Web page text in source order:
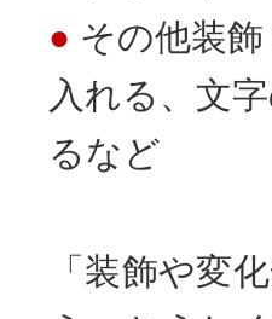
その他装
入れる、文
るなど
「装飾や変